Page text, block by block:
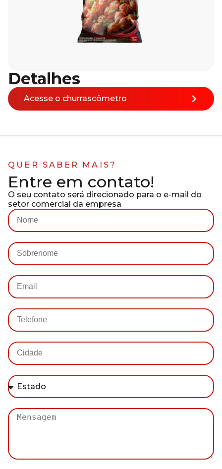
Detalhes
Acesse o churrascômetro
QUER SABER MAIS?
Entre em contato!
O seu contato será direcionado para o e-mail do
setor comercial da empresa